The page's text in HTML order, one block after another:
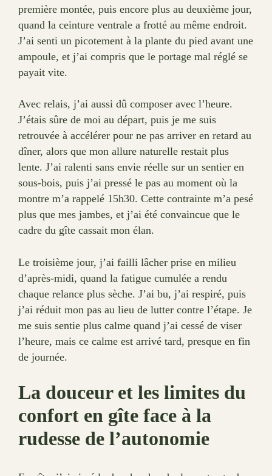
première montée, puis encore plus au deuxième jour,
quand la ceinture ventrale a frotté au même endroit.
J’ai senti un picotement à la plante du pied avant une
ampoule, et j’ai compris que le portage mal réglé se
payait vite.
Avec relais, j’ai aussi dû composer avec l’heure.
J’étais sûre de moi au départ, puis je me suis
retrouvée à accélérer pour ne pas arriver en retard au
dîner, alors que mon allure naturelle restait plus
lente. J’ai ralenti sans envie réelle sur un sentier en
sous-bois, puis j’ai pressé le pas au moment où la
montre m’a rappelé 15h30. Cette contrainte m’a pesé
plus que mes jambes, et j’ai été convaincue que le
cadre du gîte cassait mon élan.
Le troisième jour, j’ai failli lâcher prise en milieu
d’après-midi, quand la fatigue cumulée a rendu
chaque relance plus sèche. J’ai bu, j’ai respiré, puis
j’ai réduit mon pas au lieu de lutter contre l’étape. Je
me suis sentie plus calme quand j’ai cessé de viser
l’heure, mais ce calme est arrivé tard, presque en fin
de journée.
La douceur et les limites du
confort en gîte face à la
rudesse de l’autonomie